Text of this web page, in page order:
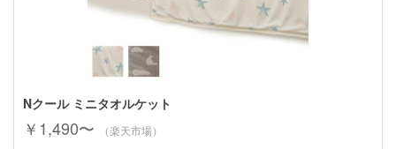
Nクール ミニタオルケット
￥1,490〜
（楽天市場）